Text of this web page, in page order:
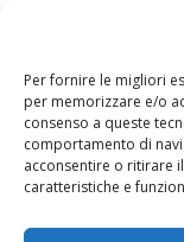
Per fornire le migliori
per memorizzare e/o
consenso a queste
comportamento di
acconsentire o ritirare
caratteristiche e
Varie ed Eventuali
Vino e Vigna